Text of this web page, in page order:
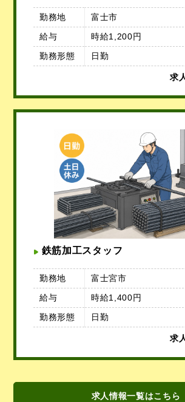
勤務地
富士市
給与
時給1,200円
勤務形態
日勤
求
鉄筋加工スタッフ
勤務地
富士宮市
給与
時給1,400円
勤務形態
日勤
求
求人情報一覧はこちら